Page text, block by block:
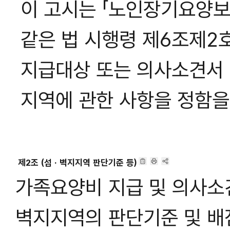
이 고시는 「노인장기요양
같은 법 시행령 제6조제2
지급대상 또는 의사소견
지역에 관한 사항을 정함
제2조 (섬 · 벽지지역 판단기준 등)
가족요양비 지급 및 의사
벽지지역의 판단기준 및